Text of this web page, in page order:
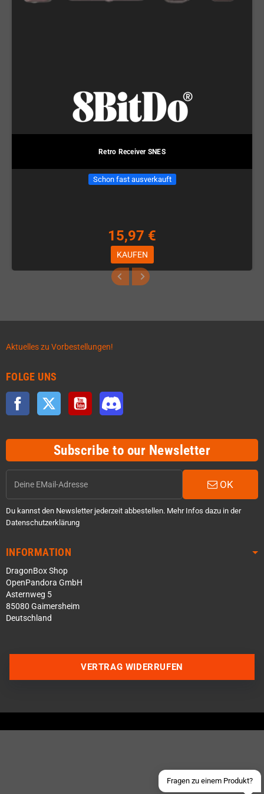
Retro Receiver SNES
Schon fast ausverkauft
15,97 €
KAUFEN
Aktuelles zu Vorbestellungen!
FOLGE UNS
Facebook Twitter YouTube
Subscribe to our Newsletter
OK
Du kannst den Newsletter jederzeit abbestellen. Mehr Infos dazu in der
Datenschutzerklärung
INFORMATION
DragonBox Shop
OpenPandora GmbH
Asternweg 5
85080 Gaimersheim
Deutschland
Fragen zu einem Produkt?
Über WhatsApp schreiben
Schick uns eine eMail
VERTRAG WIDERRUFEN